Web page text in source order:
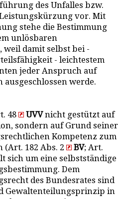
des Unfalles bzw.
vor. Mit
stehe die Bestimmung
unlösbaren
damit selbst bei -
- leichtestem
jeder Anspruch auf
werde.
48
UVVnicht gestützt auf
sondern auf Grund seiner
Kompetenz zum
(Art. 182 Abs. 2
BV; Art.
sich um eine selbstständige
Dem
des Bundesrates sind
Gewaltenteilungsprinzip in